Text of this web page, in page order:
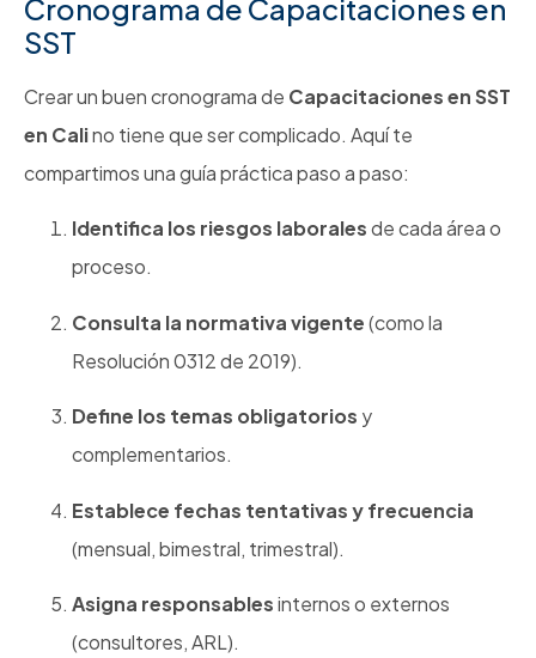
Cronograma de Capacitaciones en
SST
Crear un buen cronograma de Capacitaciones en SST
en Calino tiene que ser complicado. Aquí te
compartimos una guía práctica paso a paso:
Identifica los riesgos laboralesde cada área o
proceso.
Consulta la normativa vigente(como la
Resolución 0312 de 2019).
Define los temas obligatorios y
complementarios.
Establece fechas tentativas y frecuencia
(mensual, bimestral, trimestral).
Asigna responsablesinternos o externos
(consultores, ARL).